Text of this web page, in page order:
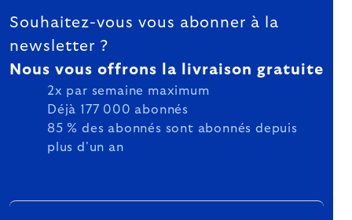
Souhaitez-vous vous abonner à la
newsletter ?
Nous vous offrons la livraison gratuite
2x par semaine maximum
Déjà 177 000 abonnés
85 % des abonnés sont abonnés depuis
plus d'un an